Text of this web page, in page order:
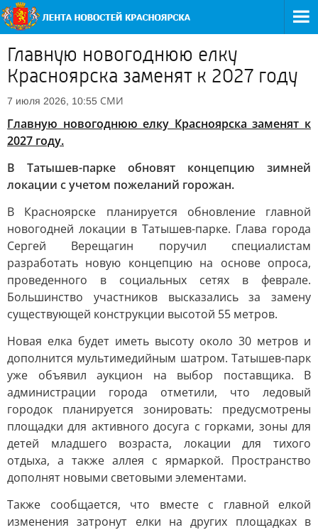
Главную новогоднюю елку
Красноярска заменят к 2027 году
7 июля 2026, 10:55 СМИ
Главную новогоднюю елку Красноярска заменят к
2027 году.
В Татышев-парке обновят концепцию зимней
локации с учетом пожеланий горожан.
В Красноярске планируется обновление главной
новогодней локации в Татышев-парке. Глава города
Сергей Верещагин поручил специалистам
разработать новую концепцию на основе опроса,
проведенного в социальных сетях в феврале.
Большинство участников высказались за замену
существующей конструкции высотой 55 метров.
Новая елка будет иметь высоту около 30 метров и
дополнится мультимедийным шатром. Татышев-парк
уже объявил аукцион на выбор поставщика. В
администрации города отметили, что ледовый
городок планируется зонировать: предусмотрены
площадки для активного досуга с горками, зоны для
детей младшего возраста, локации для тихого
отдыха, а также аллея с ярмаркой. Пространство
дополнят новыми световыми элементами.
Также сообщается, что вместе с главной елкой
изменения затронут елки на других площадках в